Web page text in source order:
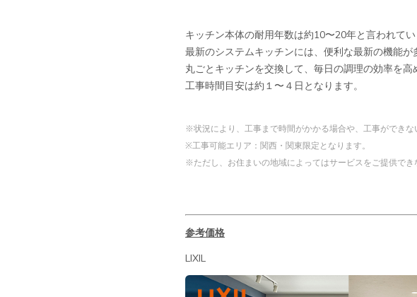
キッチン本体の耐用年数は約10〜20年と言われてい
最新のシステムキッチンには、便利な最新の機能が
丸ごとキッチンを交換して、毎日の調理の効率を高
工事時間目安は約１〜４日となります。
※状況により、工事まで時間がかかる場合や、工事ができな
※工事可能エリア：関西・関東限定となります。
※ただし、お住まいの地域によってはサービスをご提供でき
参考価格
LIXIL